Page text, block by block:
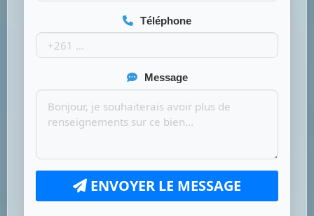
Téléphone
Message
ENVOYER LE MESSAGE